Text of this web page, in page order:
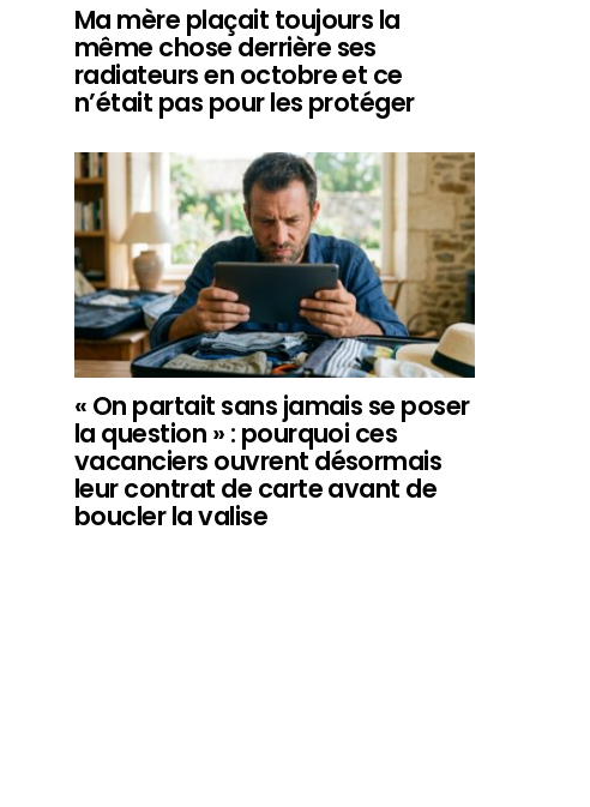
Ma mère plaçait toujours la
même chose derrière ses
radiateurs en octobre et ce
n’était pas pour les protéger
« On partait sans jamais se poser
la question » : pourquoi ces
vacanciers ouvrent désormais
leur contrat de carte avant de
boucler la valise